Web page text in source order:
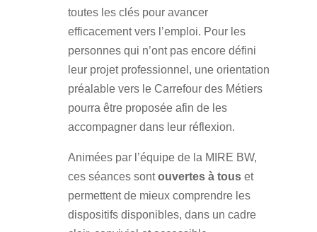
toutes les clés pour avancer
efficacement vers l’emploi. Pour les
personnes qui n’ont pas encore défini
leur projet professionnel, une orientation
préalable vers le Carrefour des Métiers
pourra être proposée afin de les
accompagner dans leur réflexion.
Animées par l’équipe de la MIRE BW,
ces séances sontouvertes à touset
permettent de mieux comprendre les
dispositifs disponibles, dans un cadre